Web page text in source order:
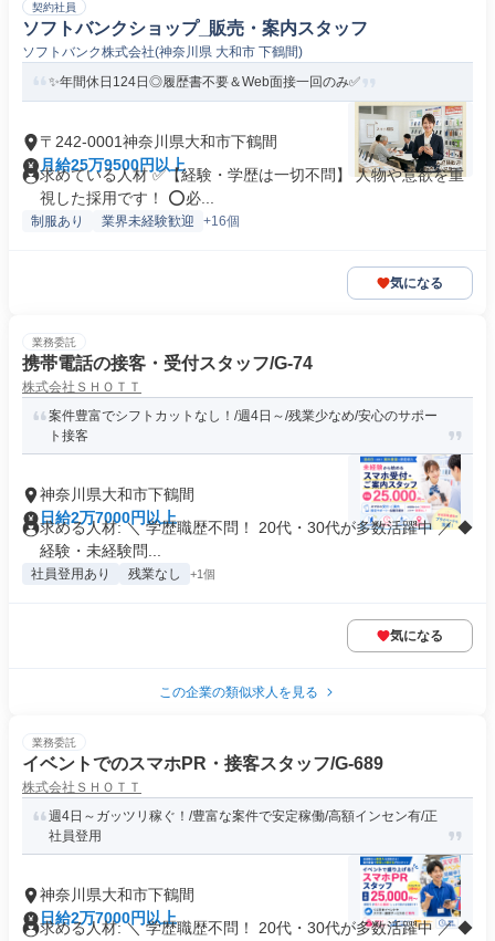
契約社員
ソフトバンクショップ_販売・案内スタッフ
ソフトバンク株式会社(神奈川県 大和市 下鶴間)
✨️年間休日124日◎履歴書不要＆Web面接一回のみ✅
〒242-0001神奈川県大和市下鶴間
月給25万9500円以上
求めている人材 ✅️【経験・学歴は一切不問】 人物や意欲を重
視した採用です！ ⭕️必...
制服あり 業界未経験歓迎 +16個
気になる
業務委託
携帯電話の接客・受付スタッフ/G-74
株式会社ＳＨＯＴＴ
案件豊富でシフトカットなし！/週4日～/残業少なめ/安心のサポー
ト接客
神奈川県大和市下鶴間
日給2万7000円以上
求める人材: ＼ 学歴職歴不問！ 20代・30代が多数活躍中 ／ ◆
経験・未経験問...
社員登用あり 残業なし +1個
気になる
この企業の類似求人を見る
業務委託
イベントでのスマホPR・接客スタッフ/G-689
株式会社ＳＨＯＴＴ
週4日～ガッツリ稼ぐ！/豊富な案件で安定稼働/高額インセン有/正
社員登用
神奈川県大和市下鶴間
日給2万7000円以上
求める人材: ＼ 学歴職歴不問！ 20代・30代が多数活躍中 ／ ◆